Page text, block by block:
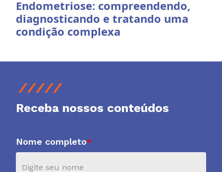
Endometriose: compreendendo,
diagnosticando e tratando uma
condição complexa
Receba nossos conteúdos
Nome completo*